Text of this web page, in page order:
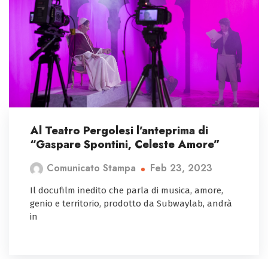
Al Teatro Pergolesi l’anteprima di
“Gaspare Spontini, Celeste Amore”
Comunicato Stampa Feb 23, 2023
Il docufilm inedito che parla di musica, amore,
genio e territorio, prodotto da Subwaylab, andrà
in